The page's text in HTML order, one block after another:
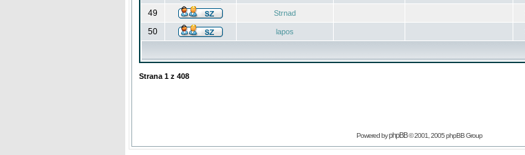
49
Strnad
50
lapos
Strana 1 z 408
Powered byphpBB© 2001, 2005 phpBB Group